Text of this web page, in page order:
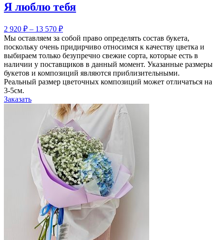
Я люблю тебя
2 920 ₽ – 13 570 ₽
Мы оставляем за собой право определять состав букета,
поскольку очень придирчиво относимся к качеству цветка и
выбираем только безупречно свежие сорта, которые есть в
наличии у поставщиков в данный момент. Указанные размеры
букетов и композиций являются приблизительными.
Реальный размер цветочных композиций может отличаться на
3-5см.
Заказать